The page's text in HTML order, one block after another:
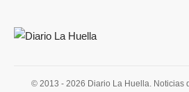
© 2013 - 2026 Diario La Huella. Noticias